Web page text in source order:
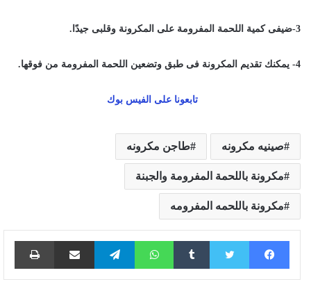
3-ضيفى كمية اللحمة المفرومة على المكرونة وقلبى جيدًا.
4- يمكنك تقديم المكرونة فى طبق وتضعين اللحمة المفرومة من فوقها.
تابعونا على الفيس بوك
صينيه مكرونه طاجن مكرونه
مكرونة باللحمة المفرومة والجبنة
مكرونة باللحمه المفرومه
فيسبوك تويتر واتساب تيلقرام مشاركة عبر البريد